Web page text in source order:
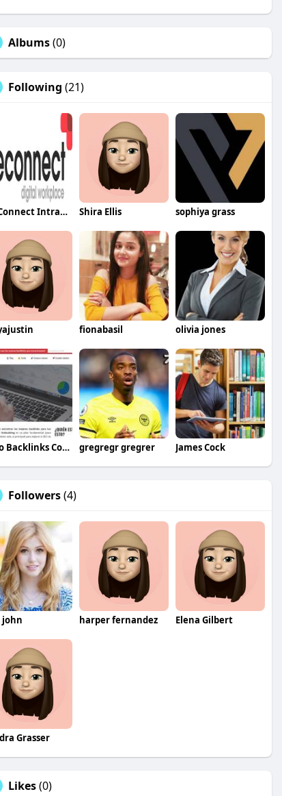
Albums(0)
Following (21)
WeConnect Intranet Shira Ellis sophiya grass
fionabasil olivia jones
Todo Backlinks Comprar gregregr gregrer James Cock
Followers(4)
john harper fernandez Elena Gilbert
Grasser
Likes(0)